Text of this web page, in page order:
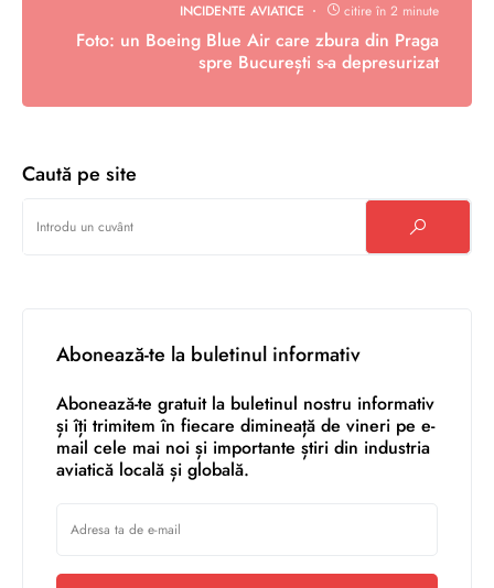
INCIDENTE AVIATICE citire în 2 minute
Foto: un Boeing Blue Air care zbura din Praga
spre București s-a depresurizat
Caută pe site
Abonează-te la buletinul informativ
Abonează-te gratuit la buletinul nostru informativ
și îți trimitem în fiecare dimineață de vineri pe e-
mail cele mai noi și importante știri din industria
aviatică locală și globală.